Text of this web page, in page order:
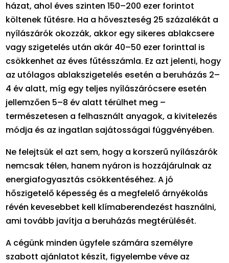
házat, ahol éves szinten 150–200 ezer forintot
költenek fűtésre. Ha a hőveszteség 25 százalékát a
nyílászárók okozzák, akkor egy sikeres ablakcsere
vagy szigetelés után akár 40–50 ezer forinttal is
csökkenhet az éves fűtésszámla. Ez azt jelenti, hogy
az utólagos ablakszigetelés esetén a beruházás 2–
4 év alatt, míg egy teljes nyílászárócsere esetén
jellemzően 5–8 év alatt térülhet meg –
természetesen a felhasznált anyagok, a kivitelezés
módja és az ingatlan sajátosságai függvényében.
Ne felejtsük el azt sem, hogy a korszerű nyílászárók
nemcsak télen, hanem nyáron is hozzájárulnak az
energiafogyasztás csökkentéséhez. A jó
hőszigetelő képesség és a megfelelő árnyékolás
révén kevesebbet kell klímaberendezést használni,
ami tovább javítja a beruházás megtérülését.
A cégünk minden ügyfele számára személyre
szabott ajánlatot készít, figyelembe véve az